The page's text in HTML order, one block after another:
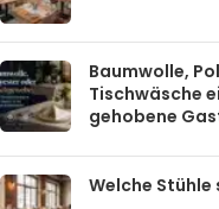
Baumwolle,
Tischwäsche
gehobene
Welche